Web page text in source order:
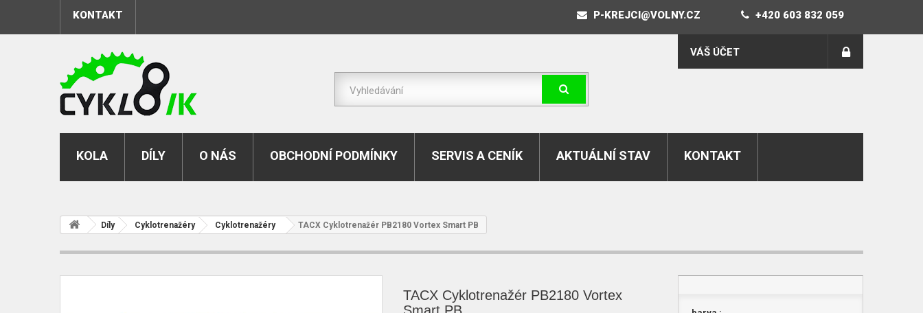
KONTAKT P-KREJCI@VOLNY.CZ +420 603 832 059
VÁŠ ÚČET
KOLA DÍLY O NÁS OBCHODNÍ PODMÍNKY SERVIS A CENÍK AKTUÁLNÍ STAV KONTAKT
Díly Cyklotrenažéry Cyklotrenažéry TACX Cyklotrenažér PB2180 Vortex Smart PB
TACX Cyklotrenažér PB2180 Vortex